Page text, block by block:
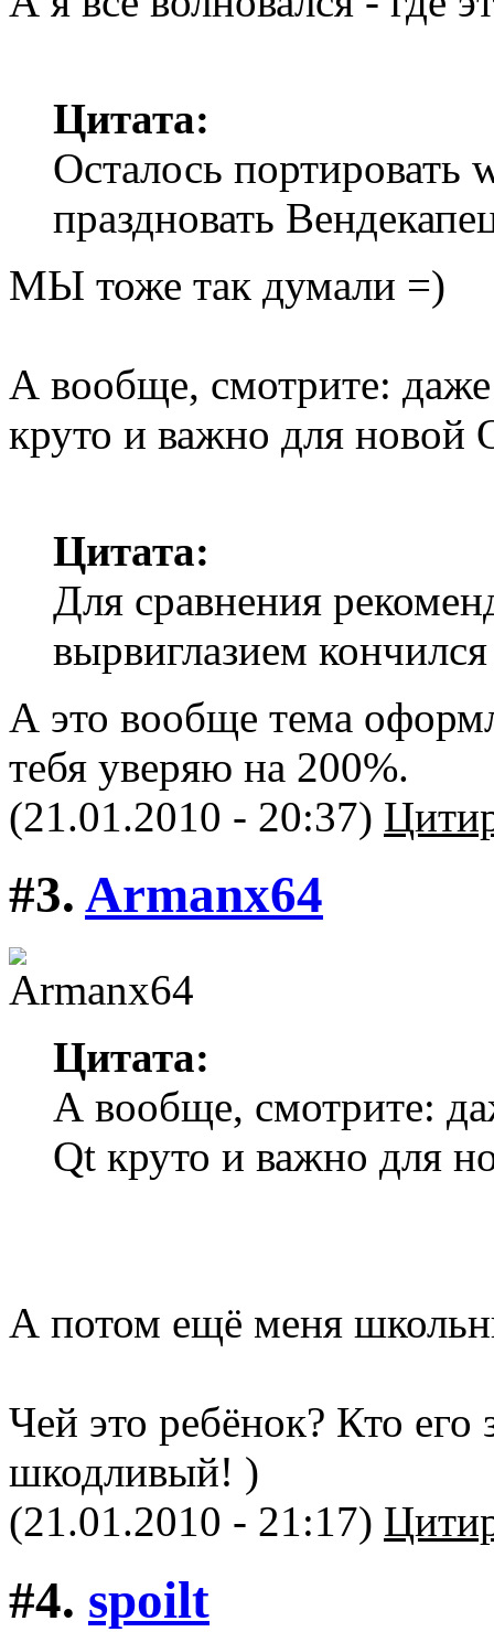
Цитата:
Осталось портировать
праздновать
МЫ тоже так думали =)
А вообще, смотрите:
круто и важно для новой
Цитата:
Для сравнения
вырвиглазием
А это вообще тема
тебя уверяю на 200%.
(21.01.2010 - 20:37)
#3. Armanx64
Цитата:
А вообще, смотрите:
Qt круто и важно для
А потом ещё меня
Чей это ребёнок? Кто его
шкодливый! )
(21.01.2010 - 21:17)
#4. spoilt